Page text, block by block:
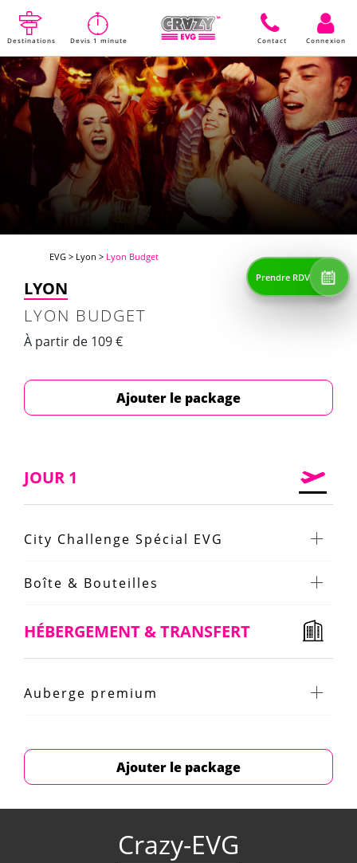
Destinations Devis 1 minute Contact Connexion
EVG > Lyon > Lyon Budget
LYON
LYON BUDGET
À partir de 109 €
Ajouter le package
JOUR 1
City Challenge Spécial EVG
Boîte & Bouteilles
HÉBERGEMENT & TRANSFERT
Auberge premium
Ajouter le package
Crazy-EVG
Prendre RDV